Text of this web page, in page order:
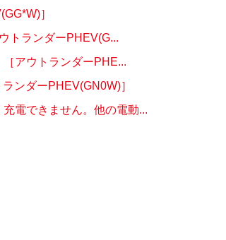
］
トランダーPHEV(G...
アウトランダーPHE...
ンダーPHEV(GN0W)］
電できません。他の電動...